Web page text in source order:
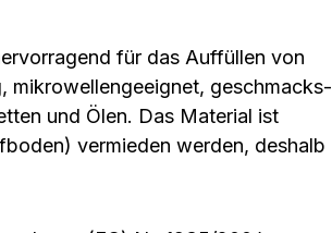
für das Auffüllen von
mikrowellengeeignet, geschmacks-
und Ölen. Das Material ist
vermieden werden, deshalb